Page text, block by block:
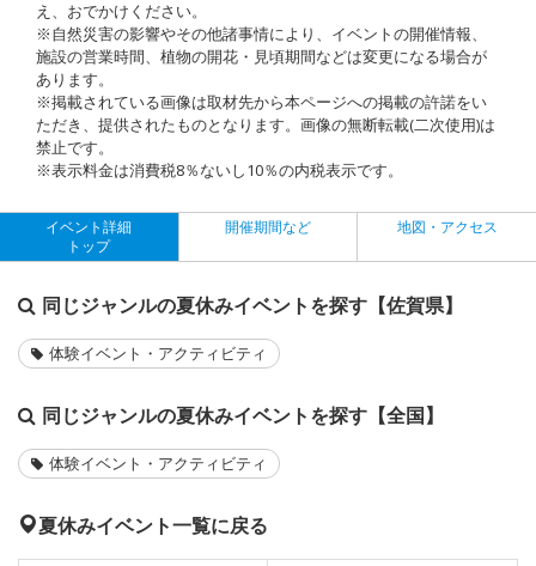
え、おでかけください。
※自然災害の影響やその他諸事情により、イベントの開催情報、
施設の営業時間、植物の開花・見頃期間などは変更になる場合が
あります。
※掲載されている画像は取材先から本ページへの掲載の許諾をい
ただき、提供されたものとなります。画像の無断転載(二次使用)は
禁止です。
※表示料金は消費税8％ないし10％の内税表示です。
イベント詳細
トップ
開催期間など 地図・アクセス
同じジャンルの夏休みイベントを探す【佐賀県】
体験イベント・アクティビティ
同じジャンルの夏休みイベントを探す【全国】
体験イベント・アクティビティ
夏休みイベント一覧に戻る